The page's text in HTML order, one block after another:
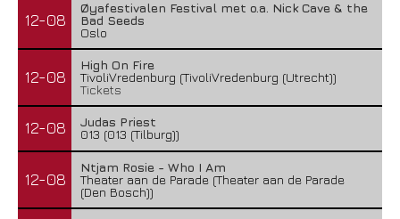
12-08
Øyafestivalen Festival met o.a. Nick Cave & the
Bad Seeds
Oslo
12-08
High On Fire
TivoliVredenburg (TivoliVredenburg (Utrecht))
Tickets
12-08
Judas Priest
013 (013 (Tilburg))
12-08
Ntjam Rosie - Who I Am
Theater aan de Parade (Theater aan de Parade
(Den Bosch))